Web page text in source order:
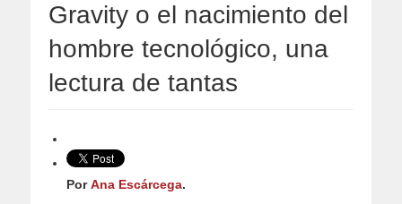
Gravity o el nacimiento del
hombre tecnológico, una
lectura de tantas
PorAna Escárcega.